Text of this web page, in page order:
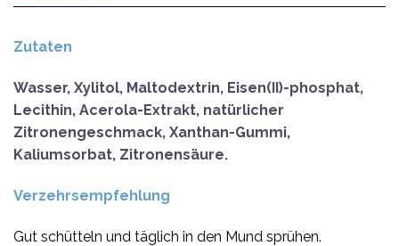
Zutaten
Wasser, Xylitol, Maltodextrin, Eisen(II)-phosphat,
Lecithin, Acerola-Extrakt, natürlicher
Zitronengeschmack, Xanthan-Gummi,
Kaliumsorbat, Zitronensäure.
Verzehrsempfehlung
Gut schütteln und täglich in den Mund sprühen.